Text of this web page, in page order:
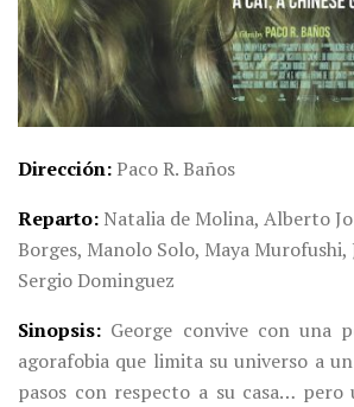
Dirección Paco R. Baños
Reparto Natalia de Molina, Alberto
Borges, Manolo Solo, Maya Murofushi,
Sergio Dominguez
Sinopsis
George convive con una
agorafobia que limita su universo a
pasos con respecto a su casa…